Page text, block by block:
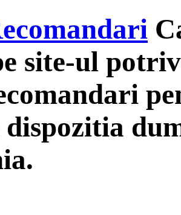
site-ul
dispozitia